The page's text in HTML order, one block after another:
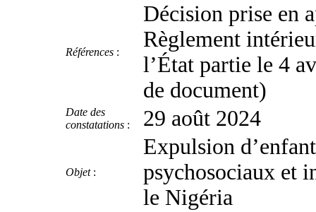
Références :
Décision prise en
Règlement
l’État partie le 4
de document)
Date des
constatations : 29 août 2024
Objet:
Expulsion
psychosociaux et
le Nigéria